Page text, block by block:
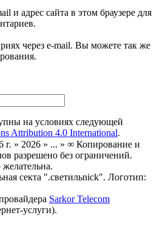
и адрес сайта в этом браузере для
через e-mail. Вы можете так же
на условиях следующей
Attribution 4.0 International.
г. » 2026 » ... » ∞ Копирование и
разрешено без ограничений.
секта ".светильnick". Логотип:
Sarkor Telecom
услуги).